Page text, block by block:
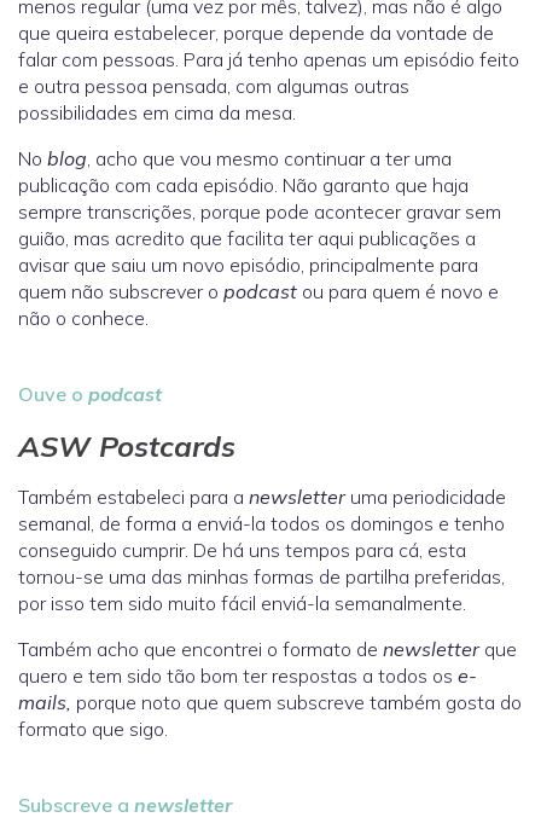
menos regular (uma vez por mês, talvez), mas não é algo
que queira estabelecer, porque depende da vontade de
falar com pessoas. Para já tenho apenas um episódio feito
e outra pessoa pensada, com algumas outras
possibilidades em cima da mesa.
No blog, acho que vou mesmo continuar a ter uma
publicação com cada episódio. Não garanto que haja
sempre transcrições, porque pode acontecer gravar sem
guião, mas acredito que facilita ter aqui publicações a
avisar que saiu um novo episódio, principalmente para
quem não subscrever o podcast ou para quem é novo e
não o conhece.
Ouve o podcast
ASW Postcards
Também estabeleci para a newsletteruma periodicidade
semanal, de forma a enviá-la todos os domingos e tenho
conseguido cumprir. De há uns tempos para cá, esta
tornou-se uma das minhas formas de partilha preferidas,
por isso tem sido muito fácil enviá-la semanalmente.
Também acho que encontrei o formato de newsletterque
quero e tem sido tão bom ter respostas a todos os e-
mails, porque noto que quem subscreve também gosta do
formato que sigo.
Subscreve a newsletter